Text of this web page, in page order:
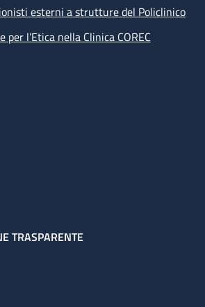
esterni a strutture del Policlinico
per l’Etica nella Clinica COREC
TRASPARENTE